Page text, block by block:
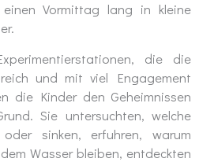
Vormittag lang in kleine
die die
und mit viel Engagement
die Kinder den Geheimnissen
Sie untersuchten, welche
sinken, erfuhren, warum
Wasser bleiben, entdeckten